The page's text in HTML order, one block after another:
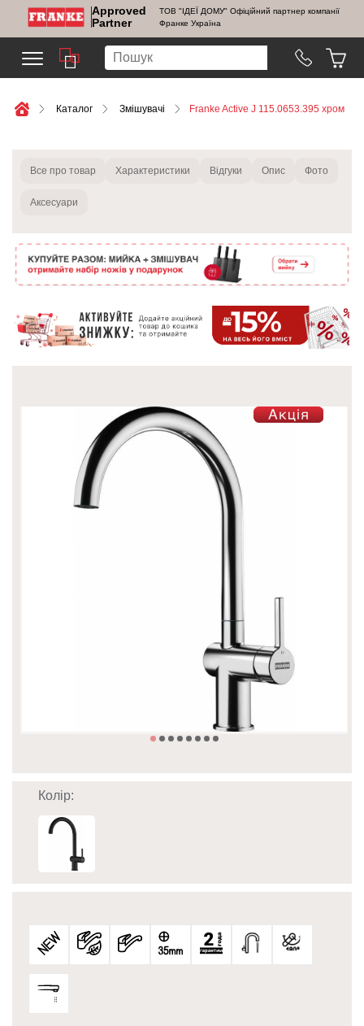
Approved
Partner
ТОВ "ІДЕЇ ДОМУ" Офіційний партнер компанії
Франке Україна
Каталог Змішувачі Franke Active J 115.0653.395 хром
Все про товар Характеристики Відгуки Опис Фото
Аксесуари
Колір: